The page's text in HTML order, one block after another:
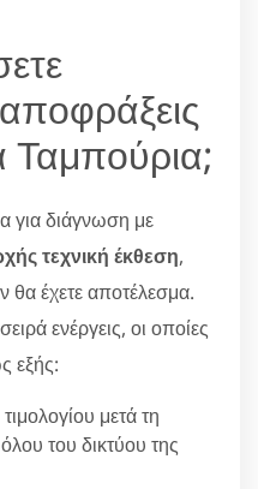
Ταμπούρια;
για διάγνωση με
τεχνική έκθεση,
θα έχετε αποτέλεσμα.
ενέργεις, οι οποίες
εξής:
μετά τη
του δικτύου της